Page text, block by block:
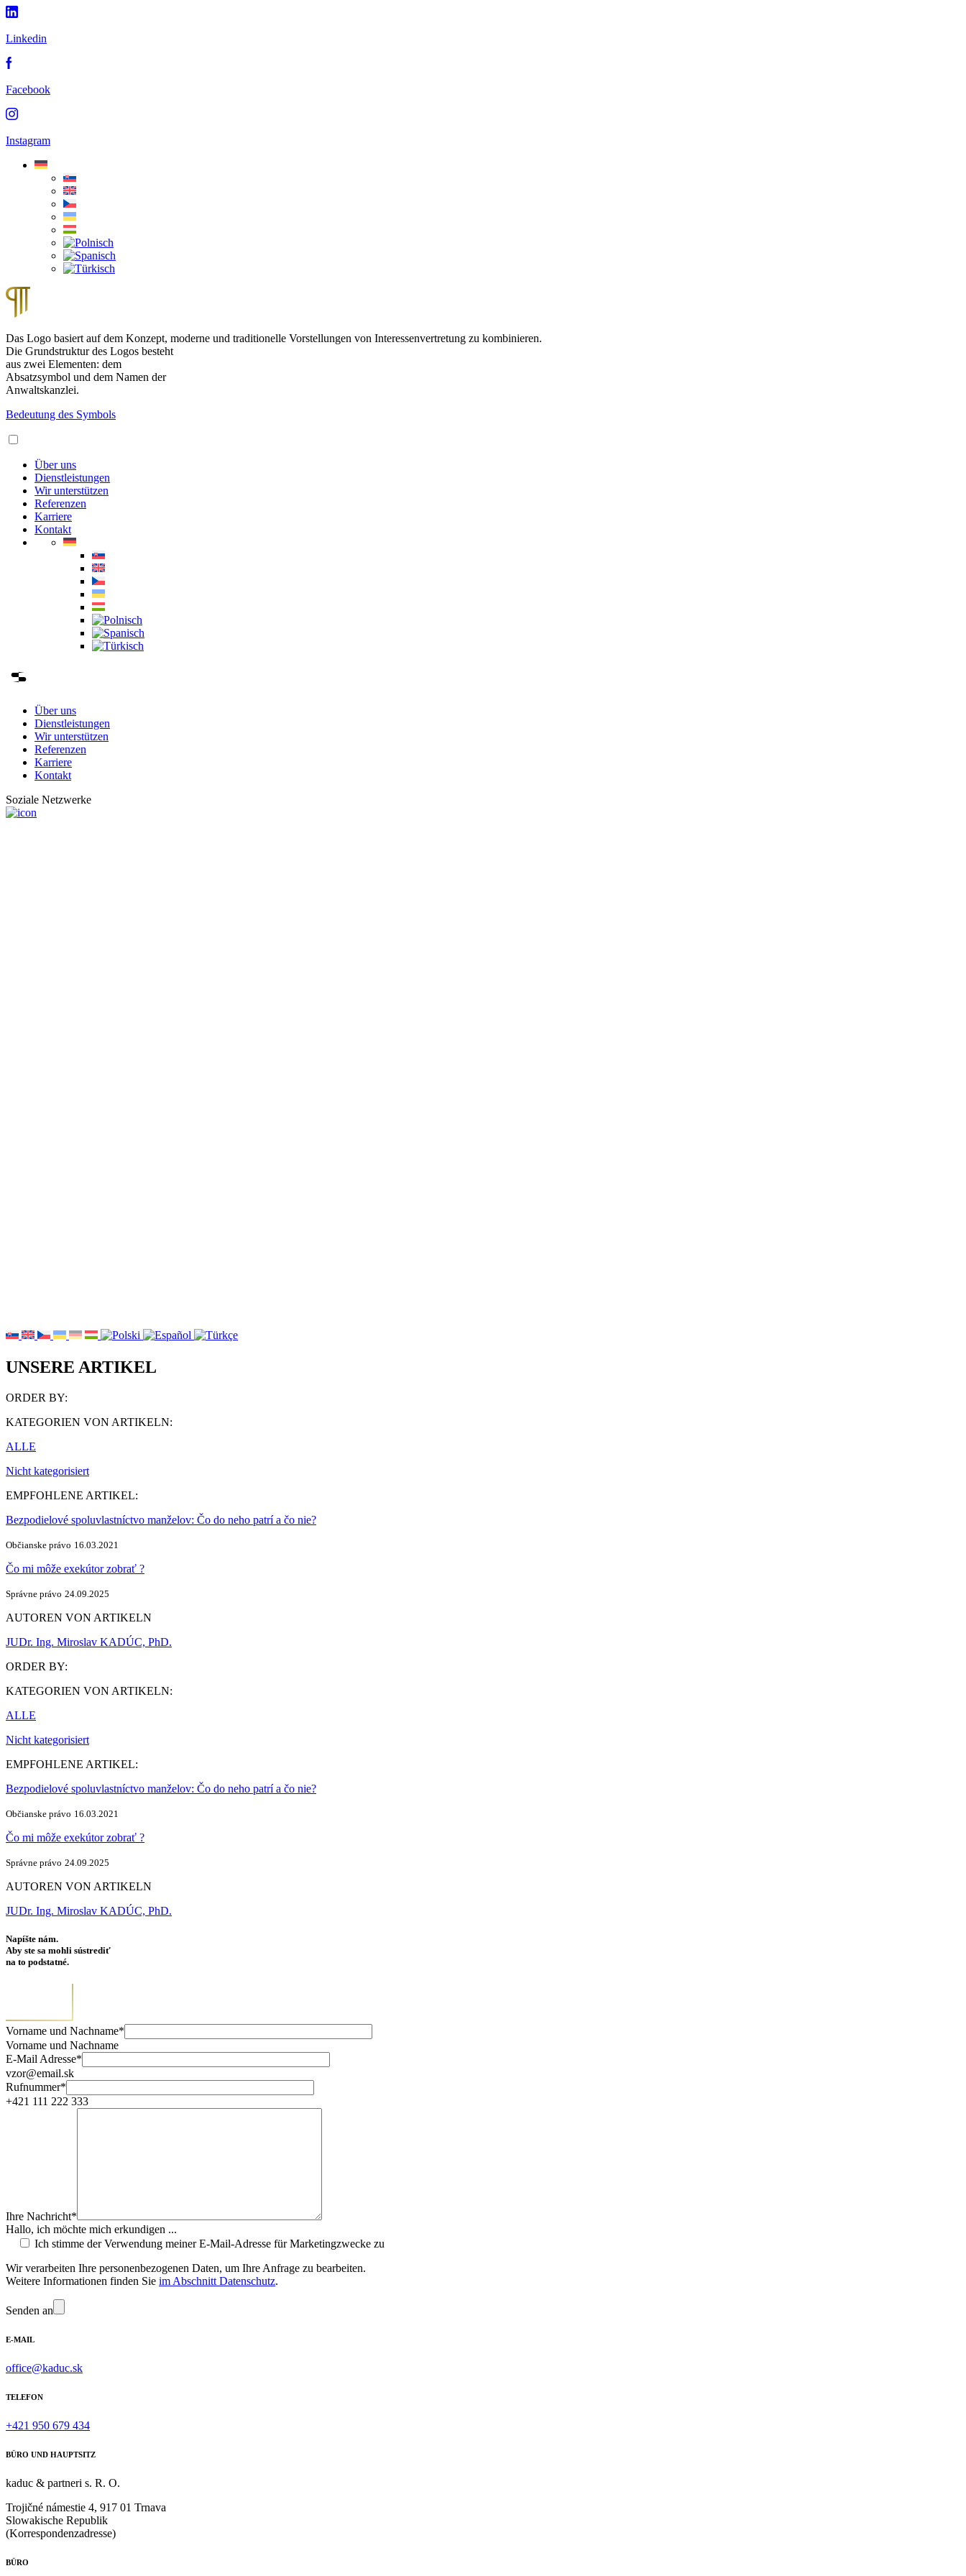
Linkedin
Facebook
Instagram
Das Logo basiert auf dem Konzept, moderne und traditionelle Vorstellungen von Interessenvertretung zu kombinieren.
Die Grundstruktur des Logos besteht
aus zwei Elementen: dem
Absatzsymbol und dem Namen der
Anwaltskanzlei.
Bedeutung des Symbols
Über uns
Dienstleistungen
Wir unterstützen
Referenzen
Karriere
Kontakt
Über uns
Dienstleistungen
Wir unterstützen
Referenzen
Karriere
Kontakt
Soziale Netzwerke
UNSERE ARTIKEL
ORDER BY:
KATEGORIEN VON ARTIKELN:
ALLE
Nicht kategorisiert
EMPFOHLENE ARTIKEL:
Bezpodielové spoluvlastníctvo manželov: Čo do neho patrí a čo nie?
Občianske právo 16.03.2021
Čo mi môže exekútor zobrať ?
Správne právo 24.09.2025
AUTOREN VON ARTIKELN
JUDr. Ing. Miroslav KADÚC, PhD.
ORDER BY:
KATEGORIEN VON ARTIKELN:
ALLE
Nicht kategorisiert
EMPFOHLENE ARTIKEL:
Bezpodielové spoluvlastníctvo manželov: Čo do neho patrí a čo nie?
Občianske právo 16.03.2021
Čo mi môže exekútor zobrať ?
Správne právo 24.09.2025
AUTOREN VON ARTIKELN
JUDr. Ing. Miroslav KADÚC, PhD.
Napíšte nám.
Aby ste sa mohli sústrediť
na to podstatné.
Vorname und Nachname*
Vorname und Nachname
E-Mail Adresse*
vzor@email.sk
Rufnummer*
+421 111 222 333
Ihre Nachricht*
Hallo, ich möchte mich erkundigen ...
Ich stimme der Verwendung meiner E-Mail-Adresse für Marketingzwecke zu
Wir verarbeiten Ihre personenbezogenen Daten, um Ihre Anfrage zu bearbeiten.
Weitere Informationen finden Sie im Abschnitt Datenschutz.
Senden an
E-MAIL
office@kaduc.sk
TELEFON
+421 950 679 434
BÜRO UND HAUPTSITZ
kaduc & partneri s. R. O.
Trojičné námestie 4, 917 01 Trnava
Slowakische Republik
(Korrespondenzadresse)
BÜRO